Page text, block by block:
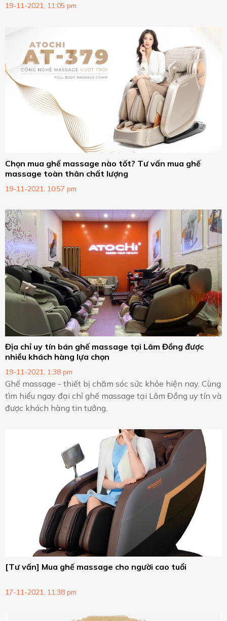
19-11-2021, 11:05 pm
Chọn mua ghế massage nào tốt? Tư vấn mua ghế
massage toàn thân chất lượng
19-11-2021, 10:57 pm
Địa chỉ uy tín bán ghế massage tại Lâm Đồng được
nhiều khách hàng lựa chọn
19-11-2021, 1:38 pm
Ghế massage - thiết bị chăm sóc sức khỏe hiện nay. Cùng
tìm hiểu ngay đại chỉ ghế massage tại Lâm Đồng uy tín và
được khách hàng tin tưởng.
[Tư vấn] Mua ghế massage cho người cao tuổi
17-11-2021, 11:38 pm